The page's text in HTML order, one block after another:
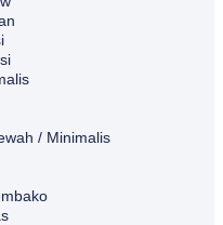
/ Minimalis